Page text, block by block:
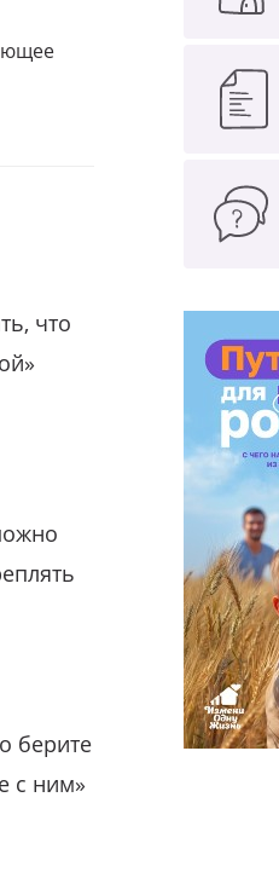
что
берите
с ним»